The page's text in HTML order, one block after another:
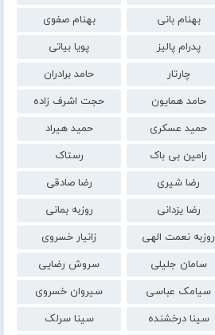
بهنام بانی
بهنام صفوی
پدرام پالیز
پویا بیاتی
چارتار
حامد برادران
حامد همایون
حجت اشرف زاده
حمید عسکری
حمید هیراد
رامین بی باک
رستاک
رضا شیری
رضا صادقی
رضا یزدانی
روزبه بمانی
روزبه نعمت الهی
زانیار خسروی
سامان جلیلی
سروش رضایی
سیامک عباسی
سیروان خسروی
سینا درخشنده
سینا سرلک